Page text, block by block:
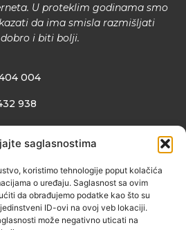
saglasnostima
koristimo tehnologije poput kolačića
o uređaju. Saglasnost sa ovim
da obrađujemo podatke kao što su
ID-ovi na ovoj veb lokaciji.
može negativno uticati na
U proteklim godinama smo
da ima smisla razmišljati
i biti bolji.
004
938
3. SPRAT), 72000 ZENICA